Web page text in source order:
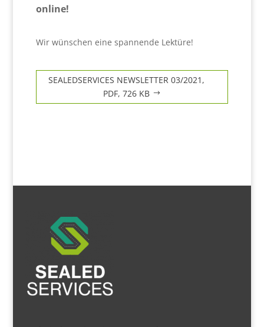
online!
Wir wünschen eine spannende Lektüre!
SEALEDSERVICES NEWSLETTER 03/2021,
PDF, 726 KB